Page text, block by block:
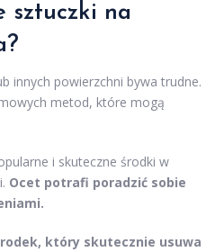
sztuczki na
innych powierzchni bywa trudne.
metod, które mogą
i skuteczne środki w
Ocet potrafi poradzić sobie
który skutecznie usuwa